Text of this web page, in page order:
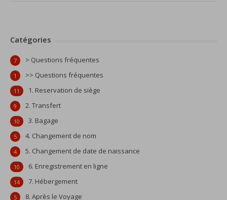
Catégories
> Questions fréquentes
7
>> Questions fréquentes
1
1. Reservation de siège
11
2. Transfert
9
3. Bagage
10
4. Changement de nom
5
5. Changement de date de naissance
4
6. Enregistrement en ligne
10
7. Hébergement
14
8. Après le Voyage
5